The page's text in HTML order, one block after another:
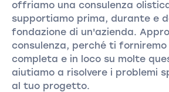
offriamo una consulenza
supportiamo prima, durante e
fondazione di un'azienda.
consulenza, perché ti forniremo
completa e in loco su molte
aiutiamo a risolvere i problemi
al tuo progetto.